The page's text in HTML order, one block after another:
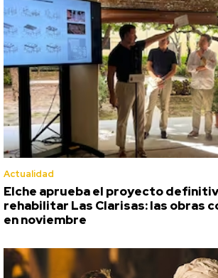
Actualidad
Elche aprueba el proyecto
rehabilitar Las Clarisas: las obras
en noviembre